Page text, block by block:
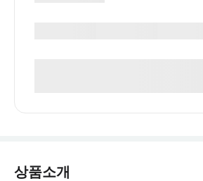
상품소개